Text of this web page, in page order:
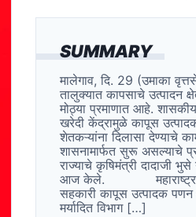
SUMMARY
मालेगाव, दि. 29 (उमाका
तालुक्यात कापसाचे उत्पादन
मोठ्या प्रमाणात आहे.
खरेदी केंद्रामुळे कापूस
शेतकऱ्यांना दिलासा देण्याचे
शासनामार्फत सुरू असल्याचे
राज्याचे कृषिमंत्री दादाजी भुसे
आज केले. महाराष्ट्र
सहकारी कापूस उत्पादक पणन
मर्यादित विभाग […]